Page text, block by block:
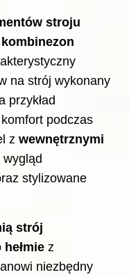
stroju
kombinezon
na strój wykonany
przykład
podczas
z wewnętrznymi
wygląd
stylizowane
strój
hełmie z
niezbędny